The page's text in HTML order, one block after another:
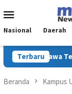
ke
Mobile
Nasional Daerah
TerbaruMIND ID
Beranda Kampus